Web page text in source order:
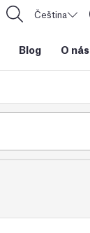
Čeština
Blog O nás